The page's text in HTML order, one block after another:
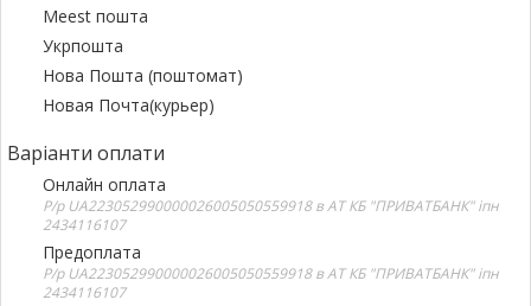
Meest пошта
Укрпошта
Нова Пошта (поштомат)
Новая Почта(курьер)
Варіанти оплати
Онлайн оплата
Р/р UA223052990000026005050559918 в АТ КБ "ПРИВАТБАНК" іпн
2434116107
Предоплата
Р/р UA223052990000026005050559918 в АТ КБ "ПРИВАТБАНК" іпн
2434116107